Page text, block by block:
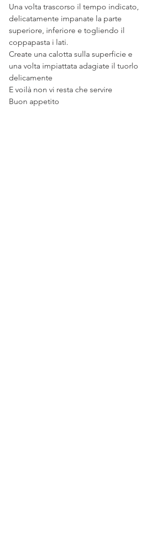
Una volta trascorso il tempo indicato,
delicatamente impanate la parte
superiore, inferiore e togliendo il
coppapasta i lati.
Create una calotta sulla superficie e
una volta impiattata adagiate il tuorlo
delicamente
E voilà non vi resta che servire
Buon appetito